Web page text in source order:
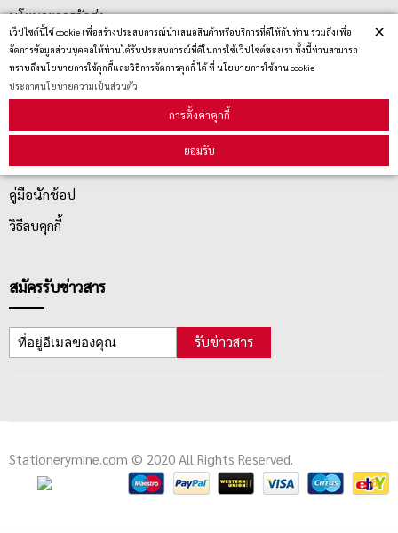
เว็ปไซต์นี้ใช้ cookie เพื่อสร้างประสบการณ์นำเสนอสินค้าหรือบริการที่ดีให้กับท่าน รวมถึงเพื่อ
จัดการข้อมูลส่วนบุคคลให้ท่านได้รับประสบการณ์ที่ดีในการใช้เว็ปไซต์ของเรา ทั้งนี้ท่านสามารถ
ทราบถึงนโยบายการใช้คุกกี้และวิธีการจัดการคุกกี้ ได้ ที่ นโยบายการใช้งาน cookie
ประกาศนโยบายความเป็นส่วนตัว
การตั้งค่าคุกกี้
ยอมรับ
×
นโยบายการจัดส่ง
นโยบายการเปลี่ยน/คืน สินค้า
ตรวจสอบสถานะสินค้า
คู่มือนักช้อป
วิธีลบคุกกี้
สมัครรับข่าวสาร
รับข่าวสาร
Stationerymine.com © 2020 All Rights Reserved.